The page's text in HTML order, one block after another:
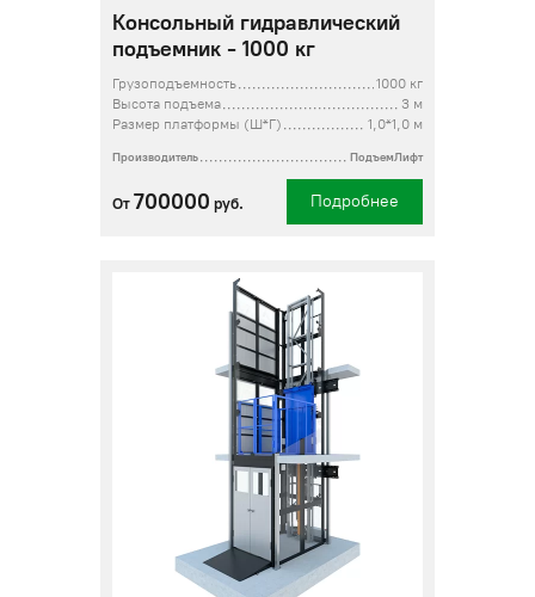
Консольный гидравлический
подъемник - 1000 кг
Грузоподъемность
1000 кг
Высота подъема
3 м
Размер платформы (Ш*Г)
1,0*1,0 м
Производитель ПодъемЛифт
От 700000 руб. Подробнее